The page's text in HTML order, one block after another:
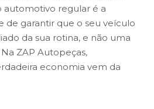
automotivo regular é a
de garantir que o seu veículo
da sua rotina, e não uma
ZAP Autopeças,
economia vem da